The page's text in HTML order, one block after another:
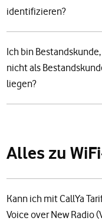
identifizieren?
Ich bin
nicht als
liegen?
Alles zu
Kann ich mit CallYa
Voice over New Radio